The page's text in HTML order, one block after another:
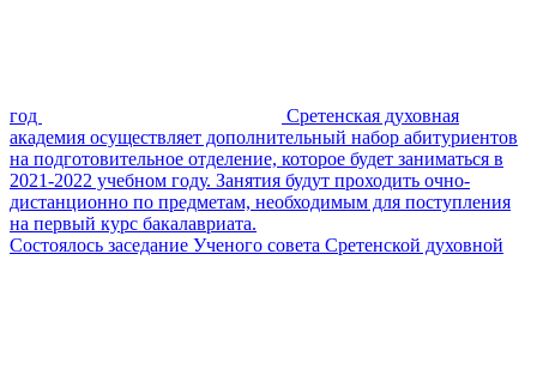
год
Сретенская духовная
академия осуществляет дополнительный набор абитуриентов
на подготовительное отделение, которое будет заниматься в
2021-2022 учебном году. Занятия будут проходить очно-
дистанционно по предметам, необходимым для поступления
на первый курс бакалавриата.
Состоялось заседание Ученого совета Сретенской духовной